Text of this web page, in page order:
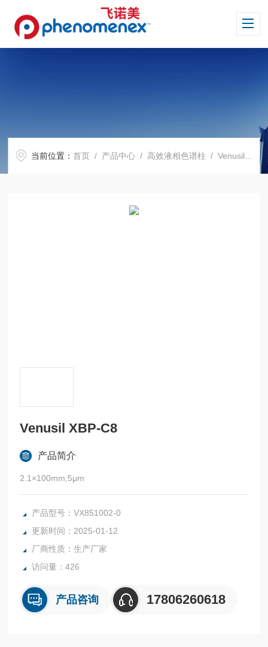
当前位置：首页 / 产品中心 / 高效液相色谱柱 /Venusil 系列色谱柱
Venusil XBP-C8
产品简介
2.1×100mm;5μm
产品型号：VX851002-0
更新时间：2025-01-12
厂商性质：生产厂家
访问量：426
产品咨询 17806260618